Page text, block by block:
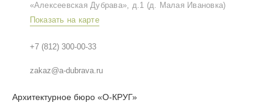
«Алексеевская Дубрава», д.1 (д. Малая Ивановка)
Показать на карте
+7 (812) 300-00-33
zakaz@a-dubrava.ru
Архитектурное бюро «О-КРУГ»